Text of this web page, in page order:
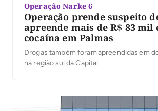
Operação Narke 6
Operação prende suspeito
apreende mais de R$ 83 mil
cocaína em Palmas
Drogas também foram apreendidas em
na região sul da Capital